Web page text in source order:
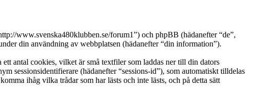
www.svenska480klubben.se/forum1”) och phpBB (hädanefter “de”,
din användning av webbplatsen (hädanefter “din information”).
antal cookies, vilket är små textfiler som laddas ner till din dators
sessionsidentifierare (hädanefter “sessions-id”), som automatiskt tilldelas
ihåg vilka trådar som har lästs och inte lästs, och på detta sätt